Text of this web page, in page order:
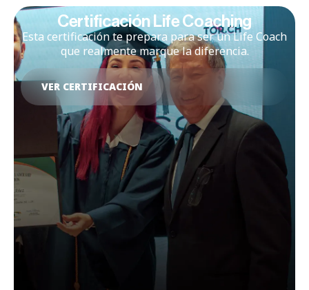
​​Certificación Life Coaching
Esta certificación te prepara para ser un Life Coach
que realmente marque la diferencia.
VER CERTIFICACIÓN